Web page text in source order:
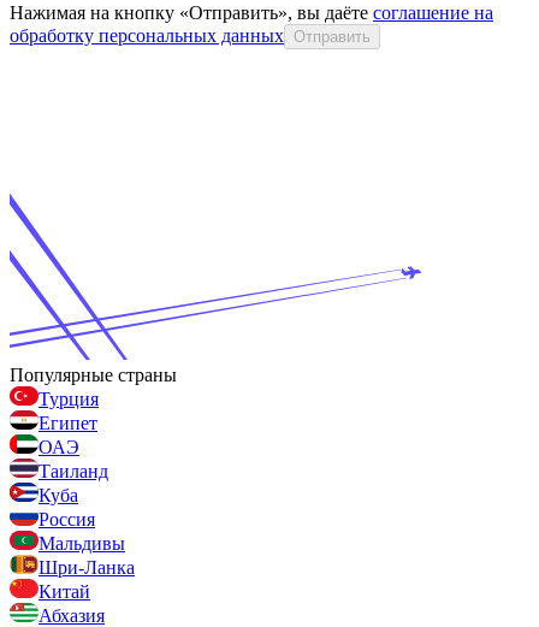
Нажимая на кнопку «Отправить», вы даёте соглашение на
обработку персональных данных Отправить
Популярные страны
Турция
Египет
ОАЭ
Таиланд
Куба
Россия
Мальдивы
Шри-Ланка
Китай
Абхазия